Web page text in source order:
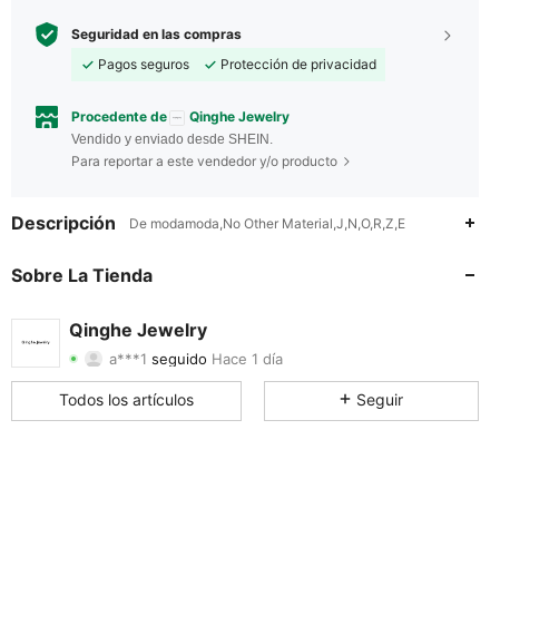
Seguridad en las compras
Pagos seguros
Protección de privacidad
Procedente de Qinghe Jewelry
Vendido y enviado desde SHEIN.
Para reportar a este vendedor y/o producto
Descripción De modamoda,No Other Material,J,N,O,R,Z,E
Sobre La Tienda
Qinghe Jewelry
4.96
seguido
4.96 Calificación 74Artículos
4.96
Todos los artículos Seguir